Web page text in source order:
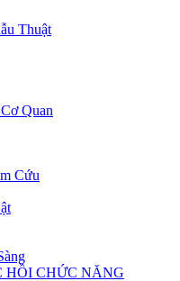
Thuật
Quan
Cứu
HỒI CHỨC NĂNG